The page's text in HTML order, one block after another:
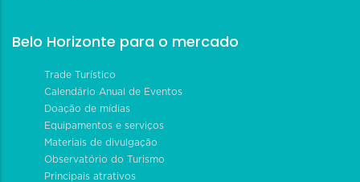
Belo Horizonte para o mercado
Trade Turístico
Calendário Anual de Eventos
Doação de mídias
Equipamentos e serviços
Materiais de divulgação
Observatório do Turismo
Principais atrativos